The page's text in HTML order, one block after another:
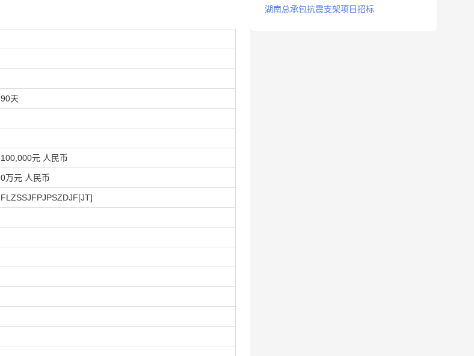
90天
100,000元 人民币
0万元 人民币
FLZSSJFPJPSZDJF[JT]
湖南总承包抗震支架项目招标